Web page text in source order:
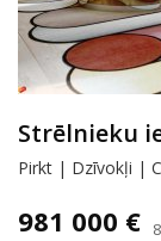
Strēlnieku
Pirkt | Dzīvokļi |
981 000 €